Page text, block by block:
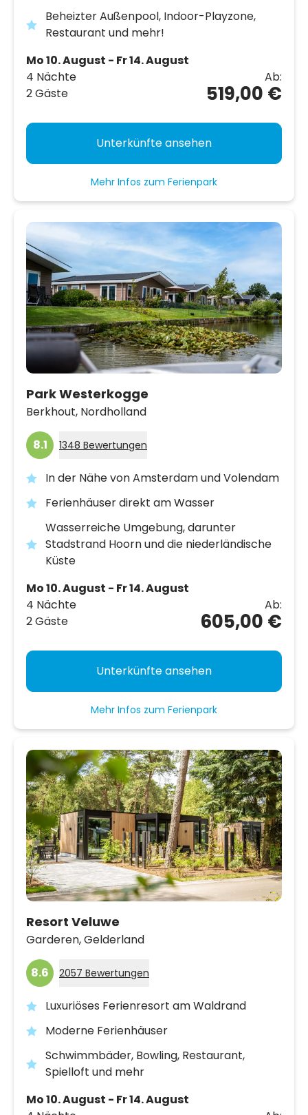
Beheizter Außenpool, Indoor-Playzone,
Restaurant und mehr!
Mo 10. August - Fr 14. August
4 Nächte
2 Gäste
Ab:
519,00 €
Unterkünfte ansehen
Mehr Infos zum Ferienpark
Park Westerkogge
Berkhout, Nordholland
8.1 1348 Bewertungen
In der Nähe von Amsterdam und Volendam
Ferienhäuser direkt am Wasser
Wasserreiche Umgebung, darunter
Stadstrand Hoorn und die niederländische
Küste
Mo 10. August - Fr 14. August
4 Nächte
2 Gäste
Ab:
605,00 €
Unterkünfte ansehen
Mehr Infos zum Ferienpark
Resort Veluwe
Garderen,Gelderland
8.6 2057 Bewertungen
Luxuriöses Ferienresort am Waldrand
Moderne Ferienhäuser
Schwimmbäder, Bowling, Restaurant,
Spielloft und mehr
Mo 10. August - Fr 14. August